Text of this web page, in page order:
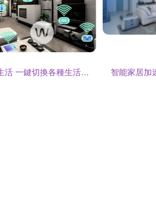
智能家居加